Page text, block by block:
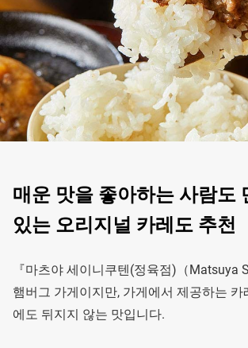
매운 맛을 좋아하는 사람도
있는 오리지널 카레도 추천
『마츠야 세이니쿠텐(정육점)（Matsuya
햄버그 가게이지만, 가게에서 제공하는 카
에도 뒤지지 않는 맛입니다.